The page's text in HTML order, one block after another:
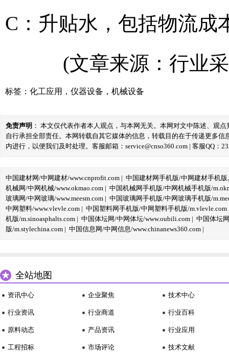
C：升贴水，包括物流成
(文章来源：行业
标签： 化工应用 ， 仪器设备 ， 机械设备
免责声明 ： 本文仅代表作者本人观点，与本网无关。本网对文中陈述、观
自行承担全部责任。本网转载自其它媒体的信息，转载目的在于传递更多
内进行，以便我们及时处理。客服邮箱：service@cnso360.com | 客服QQ：
中国建材网/中网建材/www.cnprofit.com | 中国建材网手机版/中网建材手机版
机械网/中网机械/www.okmao.com | 中国机械网手机版/中网机械手机版/
玻璃网/中网玻璃/www.meesm.com | 中国玻璃网手机版/中网玻璃手机版/
中网塑料/www.vlevle.com | 中国塑料网手机版/中网塑料手机版/m.vlevle.com
机版/m.sinoasphalts.com | 中国体坛网/中网体坛/www.oubili.com | 中国体坛
版/m.stylechina.com | 中国信息网/中网信息/www.chinanews360.com |
全站地图
资讯中心
行业资讯
原料动态
工程招标
企业聚焦
行业商道
产品资讯
市场评论
技术中心
行业百科
行业应用
技术文献